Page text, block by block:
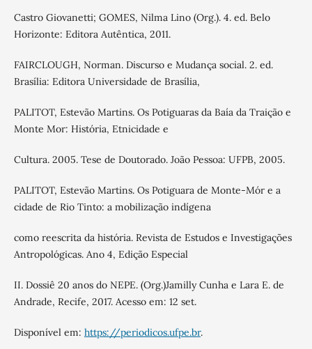
Castro Giovanetti; GOMES, Nilma Lino (Org.). 4. ed. Belo
Horizonte: Editora Autêntica, 2011.
FAIRCLOUGH, Norman. Discurso e Mudança social. 2. ed.
Brasília: Editora Universidade de Brasília,
PALITOT, Estevão Martins. Os Potiguaras da Baía da Traição e
Monte Mor: História, Etnicidade e
Cultura. 2005. Tese de Doutorado. João Pessoa: UFPB, 2005.
PALITOT, Estevão Martins. Os Potiguara de Monte-Mór e a
cidade de Rio Tinto: a mobilização indígena
como reescrita da história. Revista de Estudos e Investigações
Antropológicas. Ano 4, Edição Especial
II. Dossiê 20 anos do NEPE. (Org.)Jamilly Cunha e Lara E. de
Andrade, Recife, 2017. Acesso em: 12 set.
Disponível em: https://periodicos.ufpe.br.